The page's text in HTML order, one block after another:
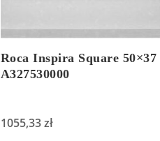
Roca Inspira Square 50×37
A327530000
1055,33zł